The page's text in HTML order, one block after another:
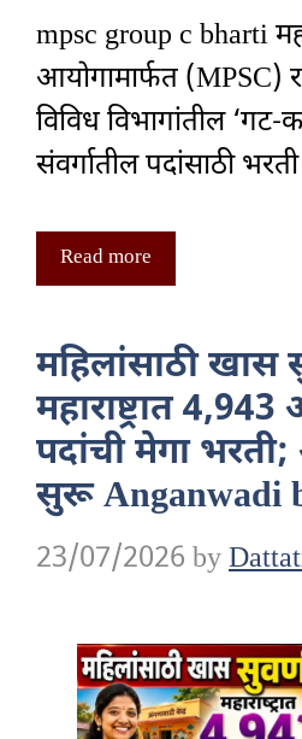
mpsc group c bharti
आयोगामार्फत (MPSC)
विविध विभागांतील
संवर्गातील पदांसाठी
Read more
महिलांसाठी खास
महाराष्ट्रात
पदांची मेगा भरती;
सुरू Anganwadi
23/07/2026 by